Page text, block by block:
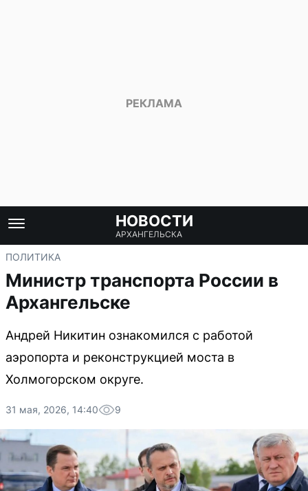
НОВОСТИ
АРХАНГЕЛЬСКА
ПОЛИТИКА
Министр транспорта России в
Архангельске
Андрей Никитин ознакомился с работой
аэропорта и реконструкцией моста в
Холмогорском округе.
31 мая, 2026, 14:40 9